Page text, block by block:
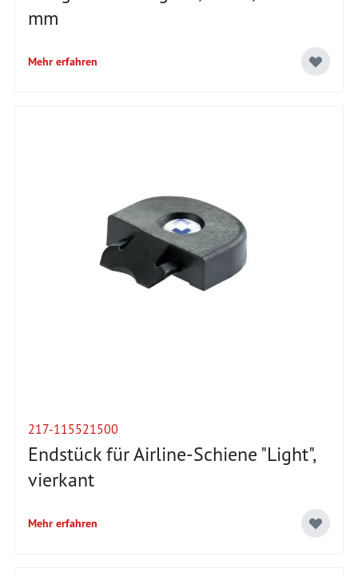
mm
Mehr erfahren
217-115521500
Endstück für Airline-Schiene "Light",
vierkant
Mehr erfahren